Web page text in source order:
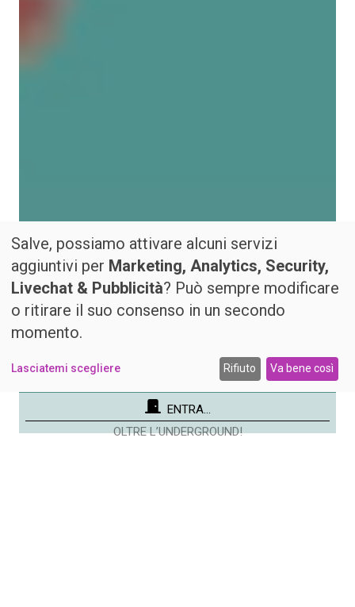
ENTRA...
OLTRE L’UNDERGROUND!
Salve, possiamo attivare alcuni servizi
aggiuntivi per Marketing, Analytics, Security,
Livechat & Pubblicità? Può sempre modificare
o ritirare il suo consenso in un secondo
momento.
Lasciatemi scegliere Rifiuto Va bene così